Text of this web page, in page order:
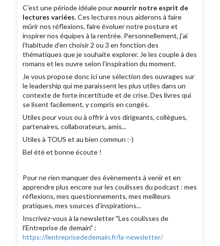
C'est une période idéale pour nourrir notre esprit de
lectures variées. Ces lectures nous aiderons à faire
mûrir nos réflexions, faire évoluer notre posture et
inspirer nos équipes à la rentrée. Personnellement, j’ai
l’habitude d’en choisir 2 ou 3 en fonction des
thématiques que je souhaite explorer. Je les couple à des
romans et les ouvre selon l’inspiration du moment.
Je vous propose donc ici une sélection des ouvrages sur
le leadership qui me paraissent les plus utiles dans un
contexte de forte incertitude et de crise. Des livres qui
se lisent facilement, y compris en congés.
Utiles pour vous ou à offrir à vos dirigeants, collègues,
partenaires, collaborateurs, amis...
Utiles à TOUS et au bien commun :-)
Bel été et bonne écoute !
Pour ne rien manquer des évènements à venir et en
apprendre plus encore sur les coulisses du podcast : mes
réflexions, mes questionnements, mes meilleurs
pratiques, mes sources d'inspirations...
Inscrivez-vous à la newsletter "Les coulisses de
l'Entreprise de demain" :
https://lentreprisededemain.fr/la-newsletter/